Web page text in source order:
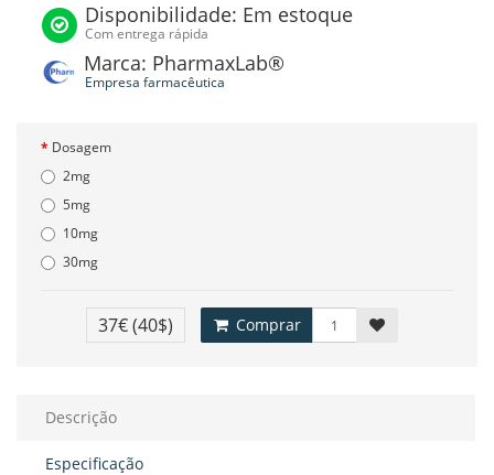
Disponibilidade: Em estoque
Com entrega rápida
Marca: PharmaxLab®
Empresa farmacêutica
Dosagem
2mg
5mg
10mg
30mg
37€(40$) Comprar
Descrição
Especificação